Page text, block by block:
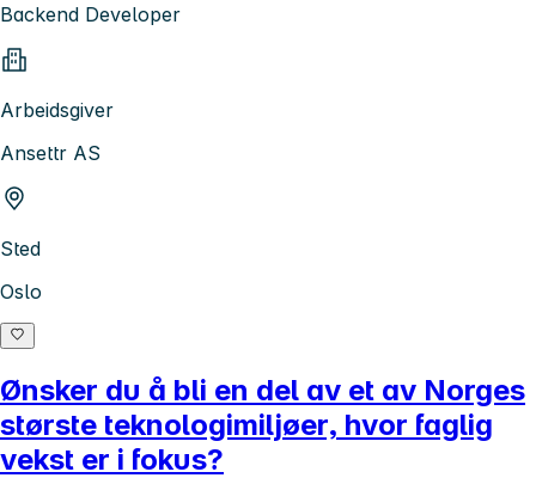
Backend Developer
Arbeidsgiver
Ansettr AS
Sted
Oslo
Ønsker du å bli en del av et av Norges
største teknologimiljøer, hvor faglig
vekst er i fokus?